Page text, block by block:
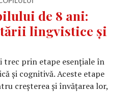
de 8 ani:
lingvistice și
trec prin etape esențiale în
și cognitivă. Aceste etape
creșterea și învățarea lor,